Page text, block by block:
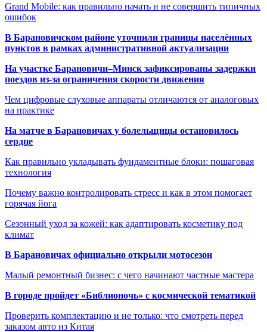
Grand Mobile: как правильно начать и не совершить типичных
ошибок
В Барановичском районе уточнили границы населённых
пунктов в рамках административной актуализации
На участке Барановичи–Минск зафиксированы задержки
поездов из-за ограничения скорости движения
Чем цифровые слуховые аппараты отличаются от аналоговых
на практике
На матче в Барановичах у болельщицы остановилось
сердце
Как правильно укладывать фундаментные блоки: пошаговая
технология
Почему важно контролировать стресс и как в этом помогает
горячая йога
Сезонный уход за кожей: как адаптировать косметику под
климат
В Барановичах официально открыли мотосезон
Малый ремонтный бизнес: с чего начинают частные мастера
В городе пройдет «Библионочь» с космической тематикой
Проверить комплектацию и не только: что смотреть перед
заказом авто из Китая